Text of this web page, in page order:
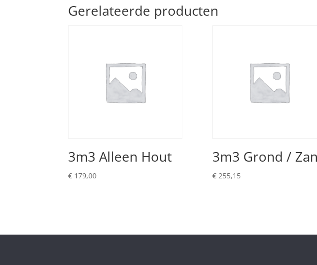
Gerelateerde producten
3m3 Alleen Hout
€ 179,00
3m3 Grond /
€255,15